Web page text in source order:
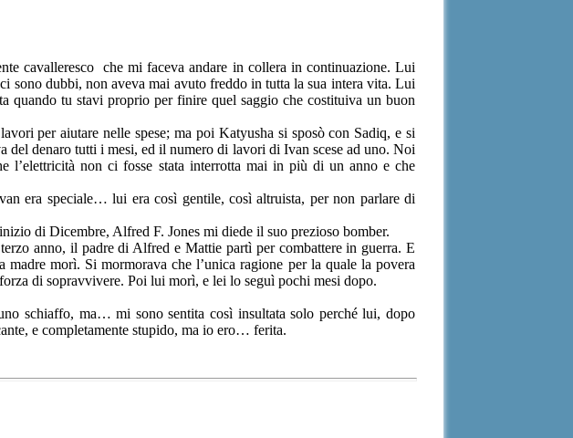
cavalleresco che mi faceva andare in collera in continuazione. Lui
sono dubbi, non aveva mai avuto freddo in tutta la sua intera vita. Lui
quando tu stavi proprio per finire quel saggio che costituiva un buon
per aiutare nelle spese; ma poi Katyusha si sposò con Sadiq, e si
del denaro tutti i mesi, ed il numero di lavori di Ivan scese ad uno. Noi
l’elettricità non ci fosse stata interrotta mai in più di un anno e che
era speciale… lui era così gentile, così altruista, per non parlare di
di Dicembre, Alfred F. Jones mi diede il suo prezioso bomber.
anno, il padre di Alfred e Mattie partì per combattere in guerra. E
morì. Si mormorava che l’unica ragione per la quale la povera
di sopravvivere. Poi lui morì, e lei lo seguì pochi mesi dopo.
schiaffo, ma… mi sono sentita così insultata solo perché lui, dopo
e completamente stupido, ma io ero… ferita.